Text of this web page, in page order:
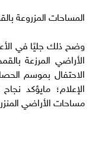
المساحات المزروعة بالقمح
وضح ذلك جليًا في
الاحتفال بموسم
الإعلام؛ مايؤكد
مساحات الأراضي